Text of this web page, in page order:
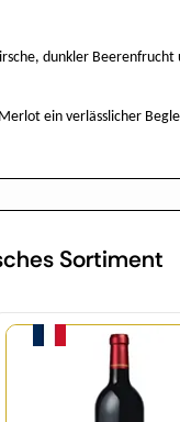
dunkler
ein verlässlicher
Sortiment
Menge